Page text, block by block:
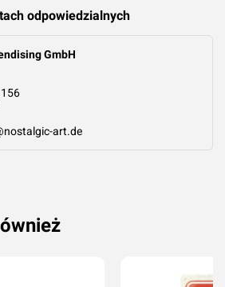
odpowiedzialnych
GmbH
art.de